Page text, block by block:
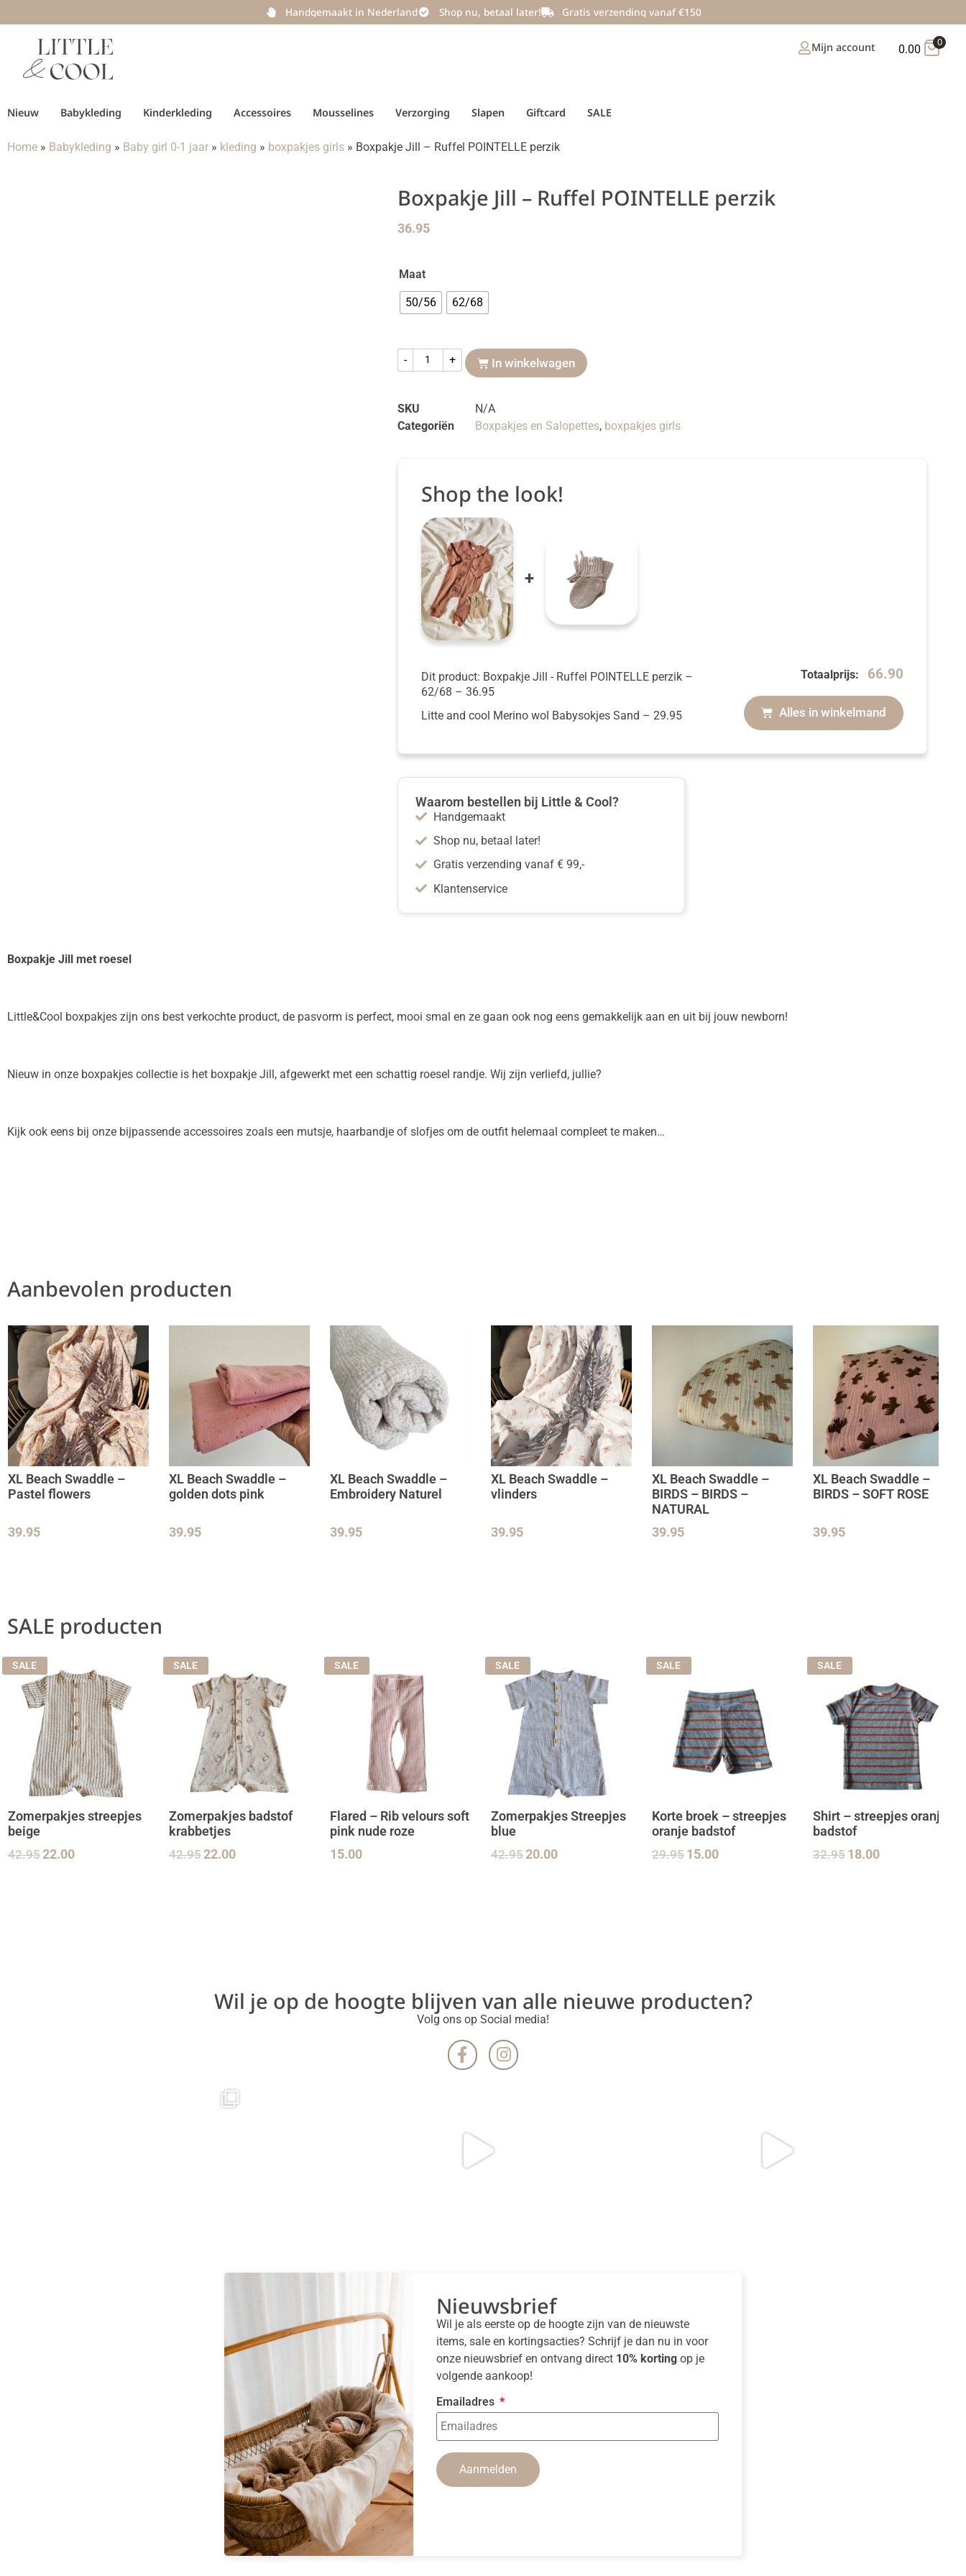
Handgemaakt in Nederland Shop nu, betaal later! Gratis verzending vanaf €150
Mijn account 0.00
0
Nieuw Babykleding Kinderkleding Accessoires Mousselines Verzorging Slapen Giftcard SALE
Home » Babykleding » Baby girl 0-1 jaar » kleding » boxpakjes girls » Boxpakje Jill – Ruffel POINTELLE perzik
Boxpakje Jill – Ruffel POINTELLE perzik
36.95
Maat
50/56 62/68
- + In winkelwagen
SKU
N/A
Categoriën
Boxpakjes en Salopettes, boxpakjes girls
Shop the look!
+
Totaalprijs: 66.90
Alles in winkelmand
Dit product: Boxpakje Jill - Ruffel POINTELLE perzik –
62/68 – 36.95
Litte and cool Merino wol Babysokjes Sand – 29.95
Waarom bestellen bij Little & Cool?
Handgemaakt
Shop nu, betaal later!
Gratis verzending vanaf € 99,-
Klantenservice
Boxpakje Jill met roesel
Little&Cool boxpakjes zijn ons best verkochte product, de pasvorm is perfect, mooi smal en ze gaan ook nog eens gemakkelijk aan en uit bij jouw newborn!
Nieuw in onze boxpakjes collectie is het boxpakje Jill, afgewerkt met een schattig roesel randje. Wij zijn verliefd, jullie?
Kijk ook eens bij onze bijpassende accessoires zoals een mutsje, haarbandje of slofjes om de outfit helemaal compleet te maken…
Aanbevolen producten
XL Beach Swaddle –
Pastel flowers
39.95
XL Beach Swaddle –
golden dots pink
39.95
XL Beach Swaddle –
Embroidery Naturel
39.95
XL Beach Swaddle –
vlinders
39.95
XL Beach Swaddle –
BIRDS – BIRDS –
NATURAL
39.95
XL Beach Swaddle –
BIRDS – SOFT ROSE
39.95
SALE producten
SALE
Zomerpakjes streepjes
beige
42.9522.00
SALE
Zomerpakjes badstof
krabbetjes
42.9522.00
SALE
Flared – Rib velours soft
pink nude roze
15.00
SALE
Zomerpakjes Streepjes
blue
42.9520.00
SALE
Korte broek – streepjes
oranje badstof
29.95 15.00
SALE
Shirt – streepjes oranje
badstof
32.95 18.00
Wil je op de hoogte blijven van alle nieuwe producten?
Volg ons op Social media!
Nieuwsbrief
Wil je als eerste op de hoogte zijn van de nieuwste
items, sale en kortingsacties? Schrijf je dan nu in voor
onze nieuwsbrief en ontvang direct 10% kortingop je
volgende aankoop!
Emailadres
Aanmelden